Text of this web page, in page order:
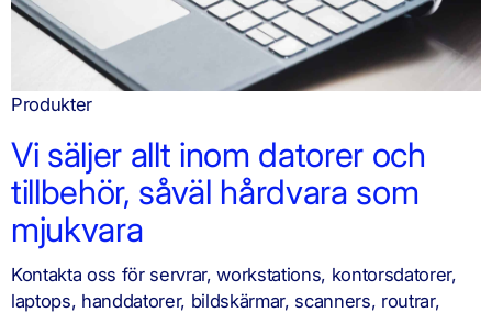
Produkter
Vi säljer allt inom datorer och
tillbehör, såväl hårdvara som
mjukvara
Kontakta oss för servrar, workstations, kontorsdatorer,
laptops, handdatorer, bildskärmar, scanners, routrar,